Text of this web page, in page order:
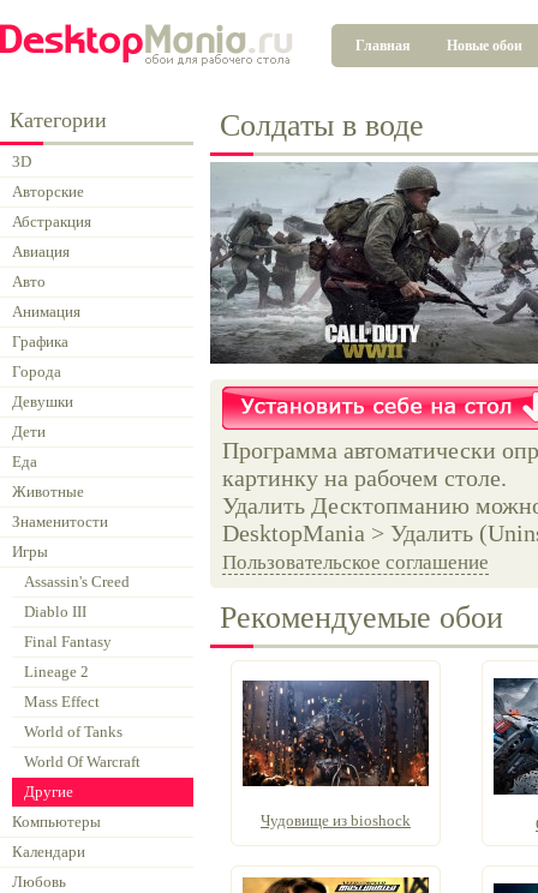
Главная Новые обои
Категории
3D
Авторские
Абстракция
Авиация
Авто
Анимация
Графика
Города
Девушки
Дети
Еда
Животные
Знаменитости
Игры
Assassin's Creed
Diablo III
Final Fantasy
Lineage 2
Mass Effect
World of Tanks
World Of Warcraft
Другие
Компьютеры
Календари
Любовь
Солдаты в воде
Программа автоматически
картинку на рабочем столе.
Удалить Десктопманию
DesktopMania > Удалить
Пользовательское соглашение
Рекомендуемые обои
Чудовище из bioshock